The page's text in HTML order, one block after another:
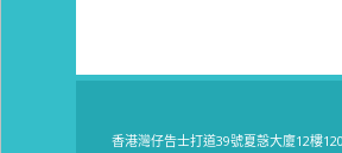
香港灣仔告士打道39號夏愨大廈12樓